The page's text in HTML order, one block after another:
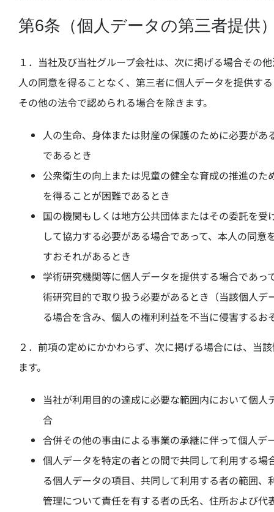
第6条（個人データの第三者提供
１．当社及び当社グループ会社は、次に掲げる場合その
人の同意を得ることなく、第三者に個人データを提供す
その他の法令で認められる場合を除きます。
人の生命、身体または財産の保護のために必要が
であるとき
公衆衛生の向上または児童の健全な育成の推進の
を得ることが困難であるとき
国の機関もしくは地方公共団体またはその委託を
して協力する必要がある場合であって、本人の同
すおそれがあるとき
学術研究機関等に個人データを提供する場合であ
術研究目的で取り扱う必要があるとき（当該個人
る場合を含み、個人の権利利益を不当に侵害するお
２．前項の定めにかかわらず、次に掲げる場合には、当
ます。
当社が利用目的の達成に必要な範囲内において個
合
合併その他の事由による事業の承継に伴って個人デ
個人データを特定の者との間で共同して利用する
る個人データの項目、共同して利用する者の範囲
管理について責任を有する者の氏名、住所および